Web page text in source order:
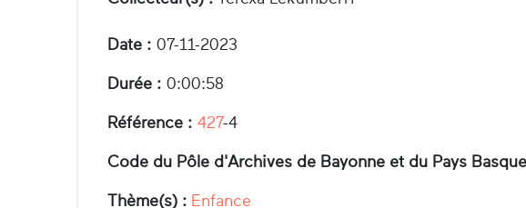
Date : 07-11-2023
Durée : 0:00:58
Référence : 427-4
Code du Pôle d'Archives de Bayonne et du Pays
Thème(s) : Enfance